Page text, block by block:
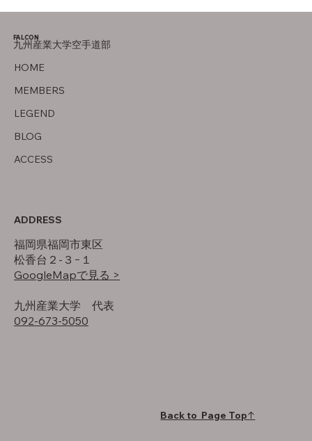
HOME
MEMBERS
LEGEND
BLOG
ACCESS
FALCON
九州産業大学空手道部
ADDRESS
福岡県福岡市東区
松香台２-３−１
GoogleMapで見る >
​九州産業大学 代表
092-673-5050
Back to Page Top↑